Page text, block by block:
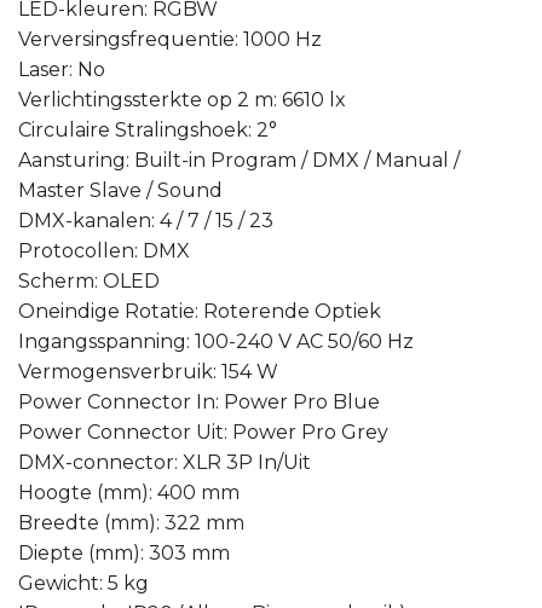
LED-kleuren: RGBW
Verversingsfrequentie: 1000 Hz
Laser: No
Verlichtingssterkte op 2 m: 6610 lx
Circulaire Stralingshoek: 2°
Aansturing: Built-in Program / DMX / Manual /
Master Slave / Sound
DMX-kanalen: 4 / 7 / 15 / 23
Protocollen: DMX
Scherm: OLED
Oneindige Rotatie: Roterende Optiek
Ingangsspanning: 100-240 V AC 50/60 Hz
Vermogensverbruik: 154 W
Power Connector In: Power Pro Blue
Power Connector Uit: Power Pro Grey
DMX-connector: XLR 3P In/Uit
Hoogte (mm): 400 mm
Breedte (mm): 322 mm
Diepte (mm): 303 mm
Gewicht: 5 kg